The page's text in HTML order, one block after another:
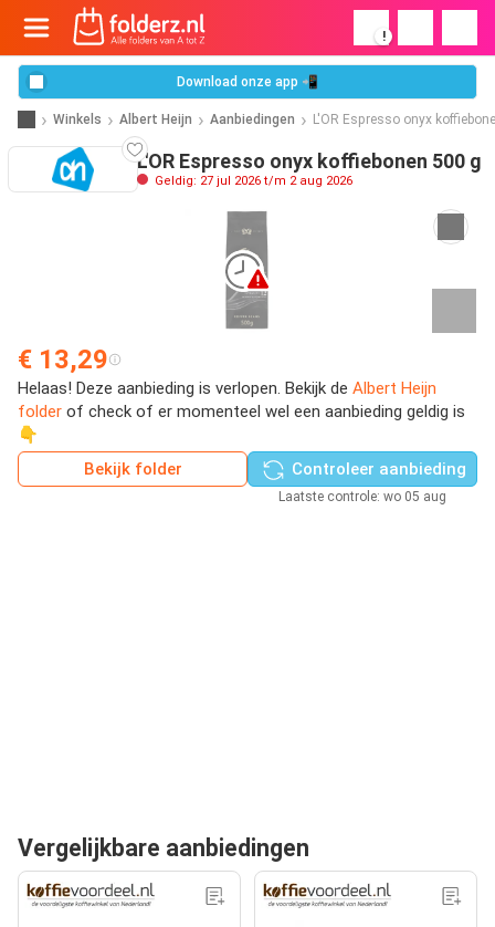
!
Download onze app 📲
Winkels Albert Heijn Aanbiedingen L'OR Espresso onyx
L'OR Espresso onyx koffiebonen 500 g
Geldig: 27 jul 2026 t/m 2 aug 2026
€ 13,29
Helaas! Deze aanbieding is verlopen. Bekijk de Albert Heijn
folder of check of er momenteel wel een aanbieding geldig is
👇
Bekijk folder
Controleer aanbieding
Laatste controle: wo 05 aug
Vergelijkbare aanbiedingen